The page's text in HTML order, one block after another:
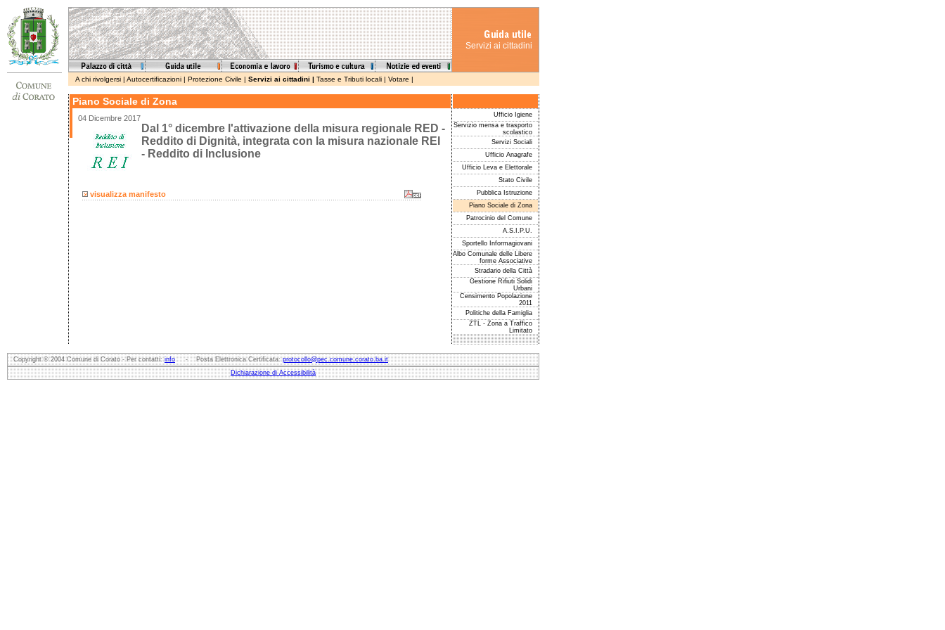
Servizi ai cittadini
A chi rivolgersi | Autocertificazioni | Protezione Civile | Servizi ai cittadini | Tasse e Tributi locali | Votare |
Piano Sociale di Zona
04 Dicembre 2017
Dal 1° dicembre l'attivazione della misura regionale RED -
Reddito di Dignità, integrata con la misura nazionale REI
- Reddito di Inclusione
visualizza manifesto
Ufficio Igiene
Servizio mensa e trasporto
scolastico
Servizi Sociali
Ufficio Anagrafe
Ufficio Leva e Elettorale
Stato Civile
Pubblica Istruzione
Piano Sociale di Zona
Patrocinio del Comune
A.S.I.P.U.
Sportello Informagiovani
Albo Comunale delle Libere
forme Associative
Stradario della Città
Gestione Rifiuti Solidi
Urbani
Censimento Popolazione
2011
Politiche della Famiglia
ZTL - Zona a Traffico
Limitato
Copyright © 2004 Comune di Corato - Per contatti:info- Posta Elettronica Certificata:protocollo@pec.comune.corato.ba.it
Dichiarazione di Accessibilità